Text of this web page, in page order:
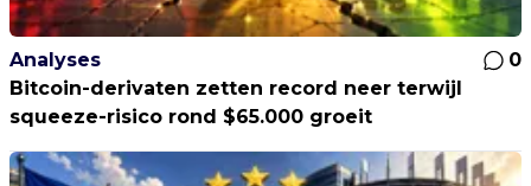
Analyses
0
Bitcoin-derivaten zetten record neer terwijl
squeeze-risico rond $65.000 groeit